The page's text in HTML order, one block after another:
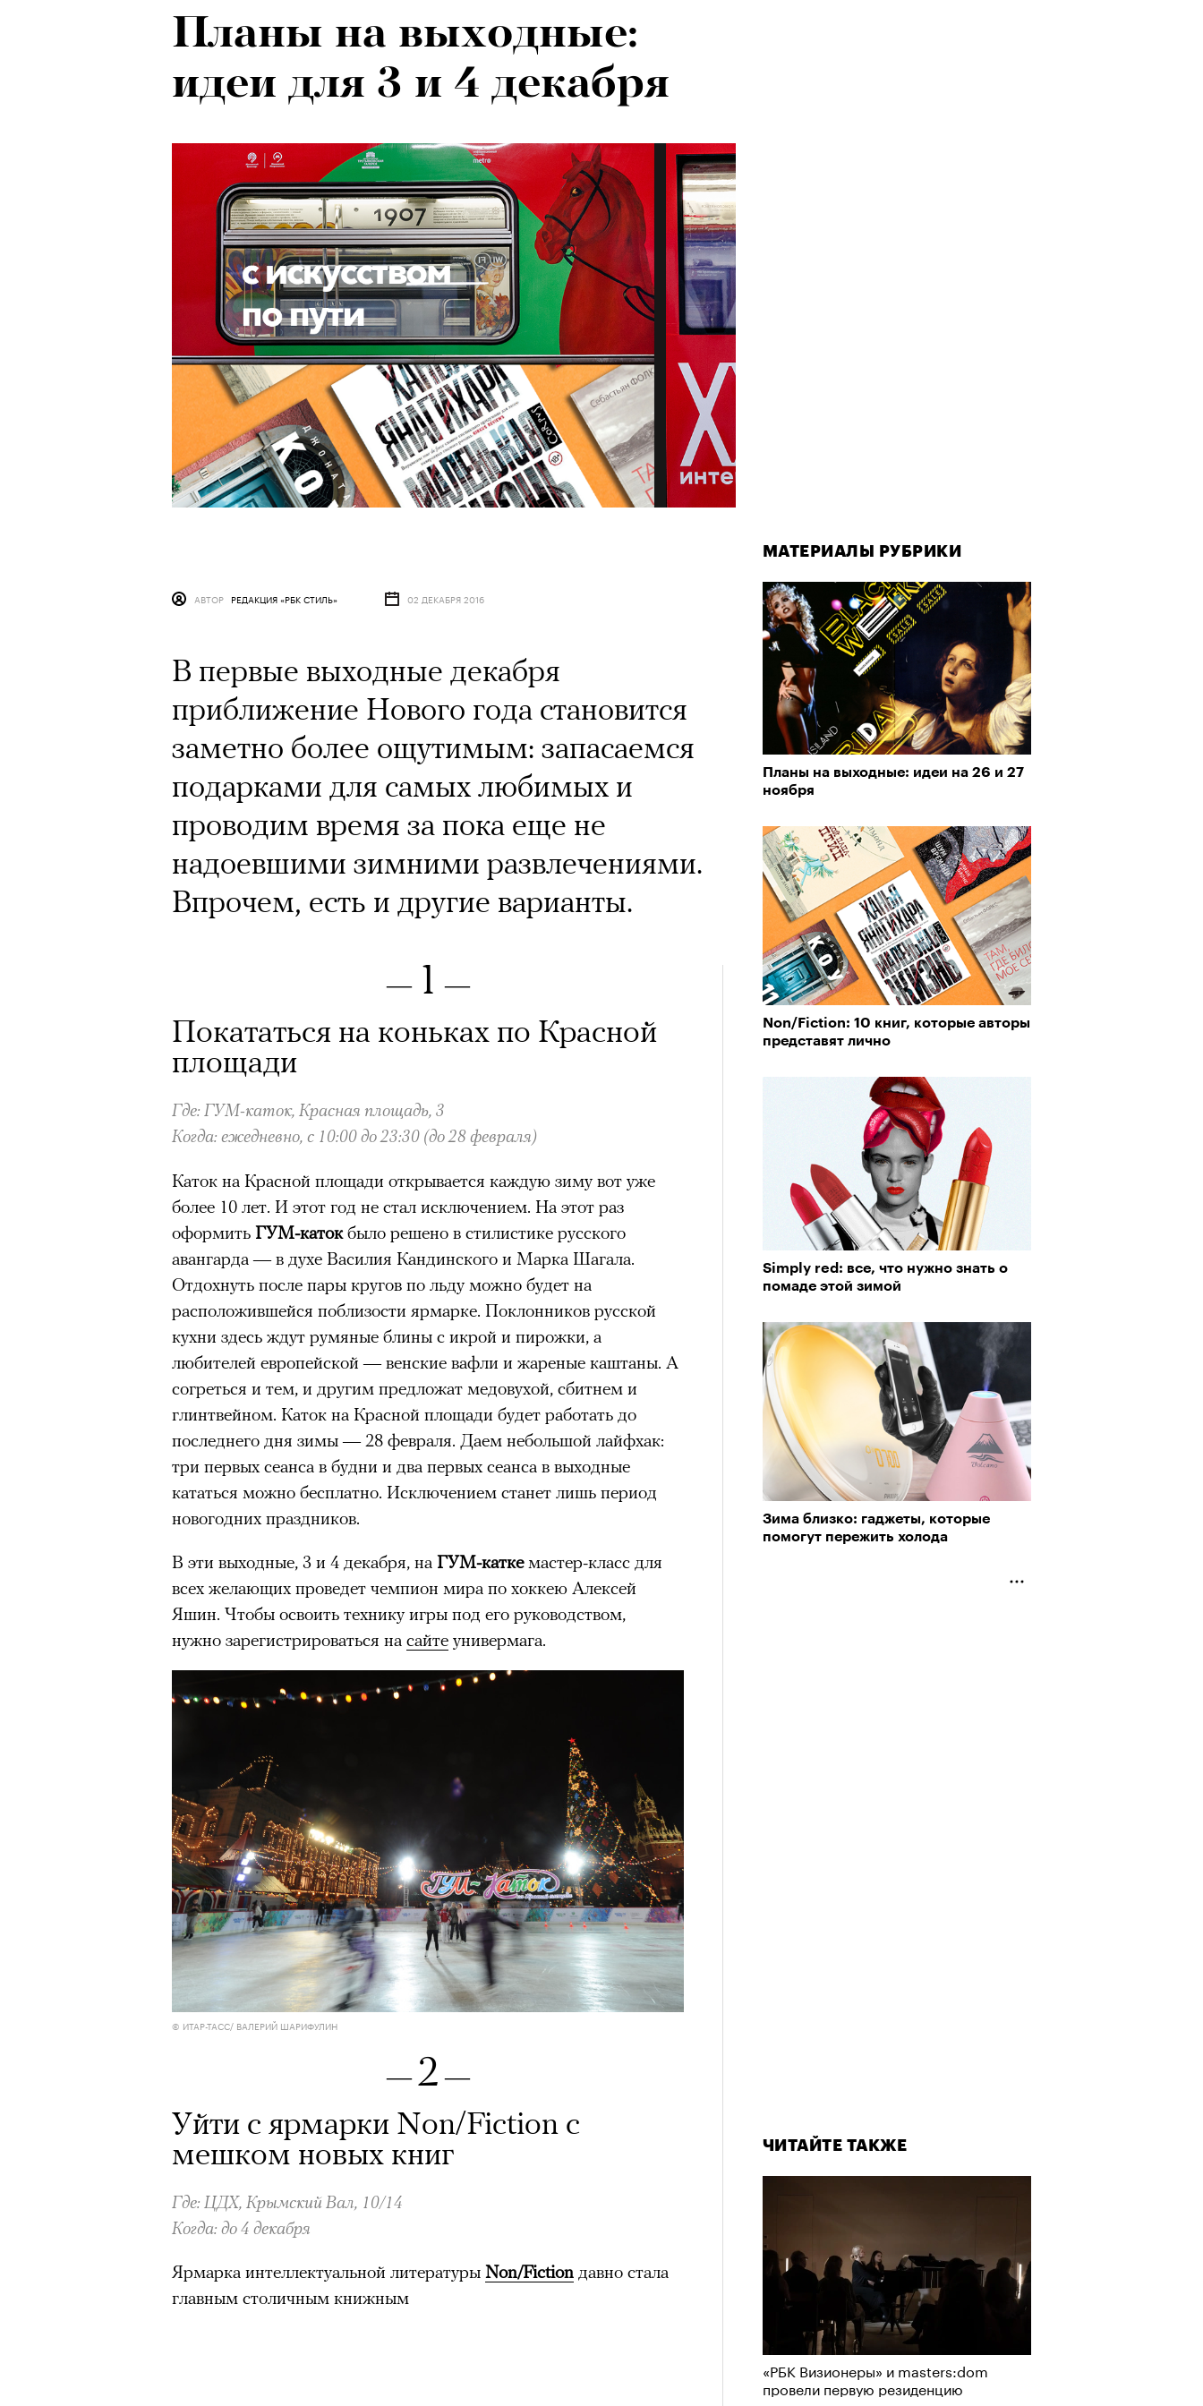
МАТЕРИАЛЫ РУБРИКИ
Планы на выходные: идеи на 26 и 27
ноября
Non/Fiction: 10 книг, которые авторы
представят лично
Simply red: все, что нужно знать о
помаде этой зимой
Зима близко: гаджеты, которые
помогут пережить холода
ЧИТАЙТЕ ТАКЖЕ
«РБК Визионеры» и masters:dom
провели первую резиденцию
Планы на выходные:
идеи для 3 и 4 декабря
АВТОР РЕДАКЦИЯ «РБК СТИЛЬ» 02 ДЕКАБРЯ 2016
В первые выходные декабря
приближение Нового года становится
заметно более ощутимым: запасаемся
подарками для самых любимых и
проводим время за пока еще не
надоевшими зимними развлечениями.
Впрочем, есть и другие варианты.
— 1 —
Покататься на коньках по Красной
площади
Где: ГУМ-каток, Красная площадь, 3
Когда: ежедневно, с 10:00 до 23:30 (до 28 февраля)
Каток на Красной площади открывается каждую зиму вот уже
более 10 лет. И этот год не стал исключением. На этот раз
оформить ГУМ-катокбыло решено в стилистике русского
авангарда — в духе Василия Кандинского и Марка Шагала.
Отдохнуть после пары кругов по льду можно будет на
расположившейся поблизости ярмарке. Поклонников русской
кухни здесь ждут румяные блины с икрой и пирожки, а
любителей европейской — венские вафли и жареные каштаны. А
согреться и тем, и другим предложат медовухой, сбитнем и
глинтвейном. Каток на Красной площади будет работать до
последнего дня зимы — 28 февраля. Даем небольшой лайфхак:
три первых сеанса в будни и два первых сеанса в выходные
кататься можно бесплатно. Исключением станет лишь период
новогодних праздников.
В эти выходные, 3 и 4 декабря, на ГУМ-каткемастер-класс для
всех желающих проведет чемпион мира по хоккею Алексей
Яшин​. Чтобы освоить технику игры под его руководством,
нужно зарегистрироваться на сайте универмага.
© ИТАР-ТАСС/ ВАЛЕРИЙ ШАРИФУЛИН
— 2 —
Уйти с ярмарки Non/Fiction с
мешком новых книг
Где: ЦДХ, Крымский Вал, 10/14
Когда: до 4 декабря
Ярмарка интеллектуальной литературы Non/Fiction давно стала
главным столичным книжным